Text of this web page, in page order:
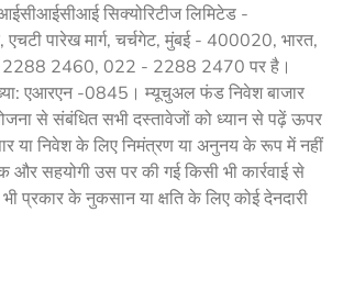
सिक्योरिटीज लिमिटेड -
पारेख मार्ग, चर्चगेट, मुंबई - 400020, भारत,
2288 2460, 022 - 2288 2470 पर है।
एआरएन -0845। म्यूचुअल फंड निवेश बाजार
से संबंधित सभी दस्तावेजों को ध्यान से पढ़ें ऊपर
या निवेश के लिए निमंत्रण या अनुनय के रूप में नहीं
और सहयोगी उस पर की गई किसी भी कार्रवाई से
प्रकार के नुकसान या क्षति के लिए कोई देनदारी